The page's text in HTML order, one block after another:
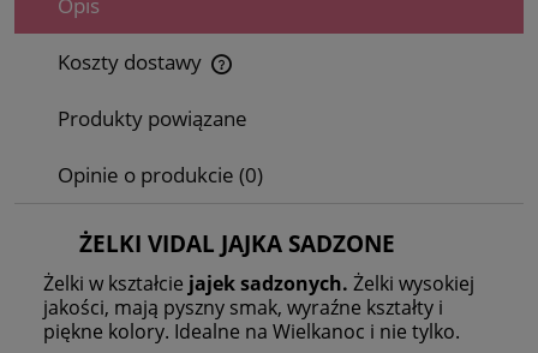
Koszty dostawy
Cena nie zawiera ewentualnych kosztów płatności
Produkty powiązane
Opinie o produkcie (0)
ŻELKI VIDAL JAJKA SADZONE
Żelki w kształcie jajek sadzonych. Żelki wysokiej
jakości, mają pyszny smak, wyraźne kształty i
piękne kolory. Idealne na Wielkanoc i nie tylko.